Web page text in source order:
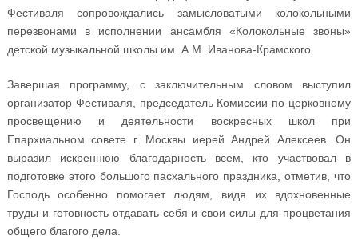
Фестиваля сопровождались замысловатыми колокольными
перезвонами в исполнении ансамбля «Колокольные звоны»
детской музыкальной школы им. А.М. Иванова-Крамского.
Завершая программу, с заключительным словом выступил
организатор Фестиваля, председатель Комиссии по церковному
просвещению и деятельности воскресных школ при
Епархиальном совете г. Москвы иерей Андрей Алексеев. Он
выразил искреннюю благодарность всем, кто участвовал в
подготовке этого большого пасхального праздника, отметив, что
Господь особенно помогает людям, видя их вдохновенные
труды и готовность отдавать себя и свои силы для процветания
общего благого дела.